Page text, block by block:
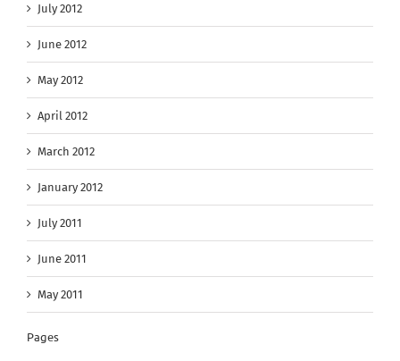
July 2012
June 2012
May 2012
April 2012
March 2012
January 2012
July 2011
June 2011
May 2011
Pages